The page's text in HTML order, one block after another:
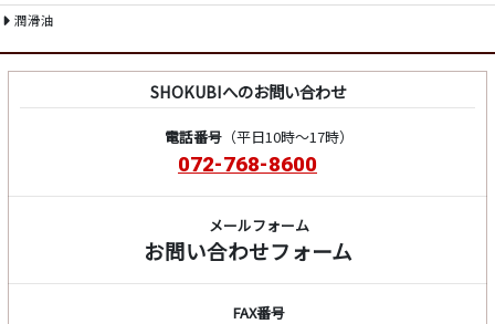
潤滑油
SHOKUBIへのお問い合わせ
電話番号（平日10時～17時）
072-768-8600
メールフォーム
お問い合わせフォーム
FAX番号